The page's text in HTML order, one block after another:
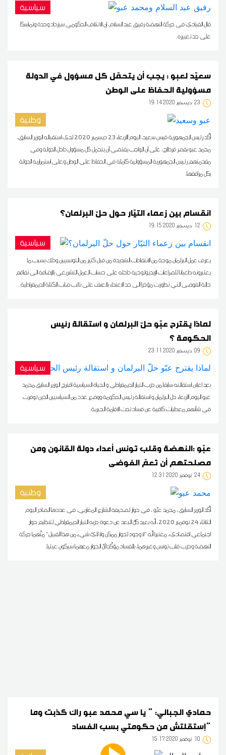
سياسية
قال القيادي في حركة النهضة رفيق عبد السلام، إن الائتلاف الحكومي سيزداد وحدة وتماسكا
على حد تعبيره.
سعيّد لعبو : يجب أن يتحمّل كل مسؤول في الدولة
مسؤولية الحفاظ على الوطن
23 19:14 2020 ديسمبر
وطنية
أكّد رئيس الجمهورية قيس سعيد، اليوم الأربعاء 23 ديسمبر 2020 لدى استقباله الوزير السابق،
محمد عبو بقصر قرطاج، على أن الواجب يقتضي أن يتحمل كل مسؤول داخل الدولة وفي
مقدمتهم رئيس الجمهورية المسؤولية كاملة في الحفاظ على الوطن وعلى استمرارية الدولة
بكل مرافقها.
انقسام بين زعماء التيّار حول حلّ البرلمان؟
12 19:15 2020 ديسمبر
سياسية
يعرف عمل البرلمان موجة من الانتقادات الشديدة من قبل كثير من التونسيين وذلك بسبب ما
يعتبرونه طغيانا للصراعات الإيديولوجية داخله على حساب العمل التشريعي بالإضافة الى تفاقم
حالة الفوضى التي تطورت مؤخرا الى حد الاعتداء بالعنف على نائب صلب الكتلة الديمقراطية.
لماذا يقترح عبّو حلّ البرلمان و استقالة رئيس
الحكومة ؟
09 23:11 2020 ديسمبر
سياسية
بعد اعلان استقالته سابقا من حزب التيار الديمقراطي و الحياة السياسية اقترح الوزير السابق محمد
عبو اليوم الأربعاء حل البرلمان و استقالة رئيس الحكومة ووضع عدد من السياسيين الذين توفرت
في شأنهم معطيات كافية عن فساد تحت الاقامة الجبرية.
عبّو :النهضة وقلب تونس أعداء دولة القانون ومن
مصلحتهم أن تعمّ الفوضى
24 12:31 2020 نوفمبر
وطنية
أكّد الوزير السابق ، محمد عبّو ، في حوار لصحيفة الشارع المغاربي، في عددها الصادر اليوم
الثلاثاء 24 نوفمبر 2020، أنّه بعيد كلّ البعد عن دعوة حزبه التيار الديمقراطي لتنظيم حوار
اجتماعي اقتصادي، معتبرا أنّه “لا وجود لحوار ممكن ولا لأيّ شيء من هذا القبيل” متّهما حركة
النهضة وحزب قلب تونس وغيرهما، بالفساد مؤكّدا أنّ الحوار معهما سيكون عبثيا.
حمادي الجبالي: " يا سي محمد عبو راك كذبت وما
إستقلتش من حكومتي بسب الفساد"
10 15:17 2020 نوفمبر